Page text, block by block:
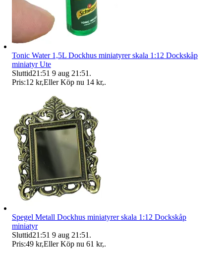
Tonic Water 1,5L Dockhus miniatyrer skala 1:12 Dockskåp
miniatyr Ute
Sluttid21:51 9 aug 21:51 .
Pris:12 kr,Eller Köp nu 14 kr,.
Spegel Metall Dockhus miniatyrer skala 1:12 Dockskåp
miniatyr
Sluttid21:51 9 aug 21:51 .
Pris:49 kr,Eller Köp nu 61 kr,.